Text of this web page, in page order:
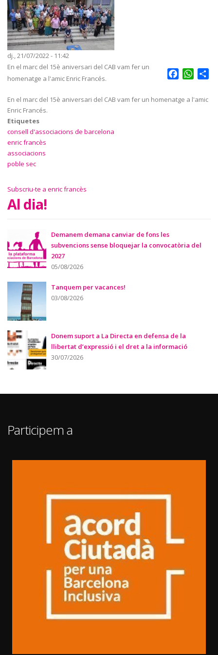
dj., 21/07/2022 - 11:42
Facebook
En el marc del 15è aniversari del CAB vam fer un
homenatge a l'amic Enric Francés.
En el marc del 15è aniversari del CAB vam fer un homenatge a l'amic
Enric Francés.
Etiquetes
consell d'associacions de barcelona
enric francès
associacions
poble sec
Subscriu-te a enric francès
Al dia!
Demanem demana canviar de fons les
subvencions sense bloquejar la convocatòria del
2027
05/08/2026
Tanquem per vacances!
03/08/2026
Donem suport a La Directa en defensa de la
llibertat d’expressió i el dret a la informació
30/07/2026
Participem a